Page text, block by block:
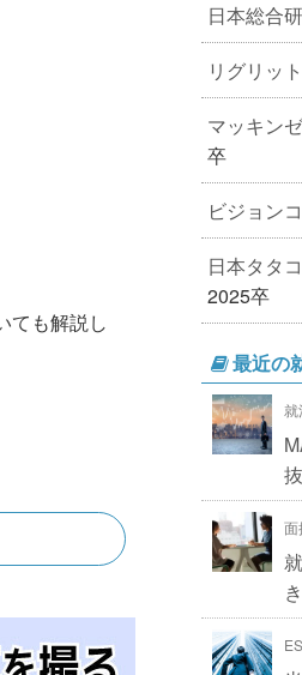
ても解説し
日本総合
リグリッ
マッキン
卒
ビジョン
日本タタ
2025卒
最近の
就
面